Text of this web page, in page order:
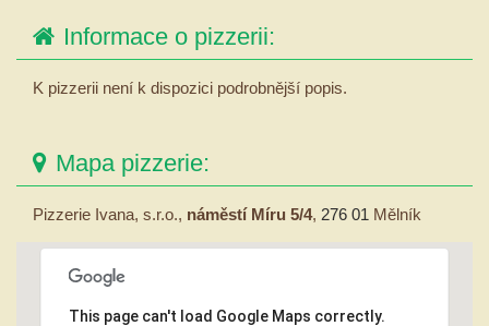
Informace o pizzerii:
K pizzerii není k dispozici podrobnější popis.
Mapa pizzerie:
Pizzerie Ivana, s.r.o., náměstí Míru 5/4, 276 01 Mělník
This page can't load Google Maps correctly.